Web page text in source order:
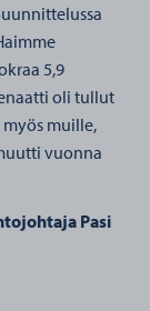
5,9
oli tullut
muille,
vuonna
Pasi